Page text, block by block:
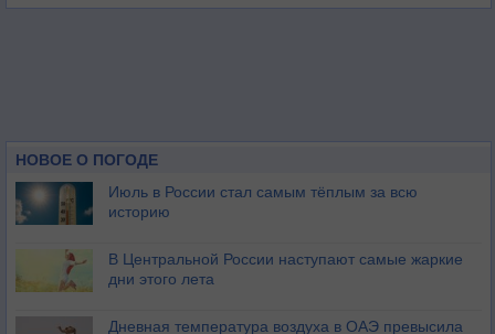
НОВОЕ О ПОГОДЕ
Июль в России стал самым тёплым за всю
историю
В Центральной России наступают самые жаркие
дни этого лета
Дневная температура воздуха в ОАЭ превысила